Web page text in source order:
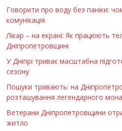
Говорити про воду без паніки:
комунікація
Лікар – на екрані: Як працюють
Дніпропетровщині
У Дніпрі триває масштабна
сезону
Пошуки тривають: на
розташування легендарного
Ветерани Дніпропетровщини
житло